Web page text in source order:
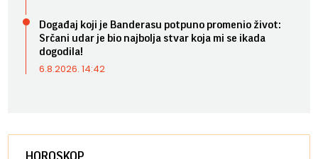
Događaj koji je Banderasu potpuno promenio život:
Srčani udar je bio najbolja stvar koja mi se ikada
dogodila!
6.8.2026. 14:42
HOROSKOP